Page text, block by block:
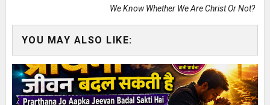
We Know Whether We Are Christ Or Not?
YOU MAY ALSO LIKE: